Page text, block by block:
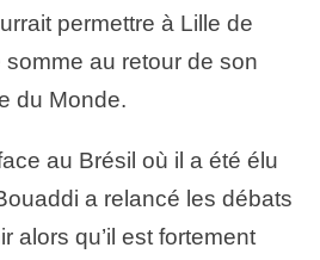
permettre à Lille de
au retour de son
du Monde.
au Brésil où il a été élu
a relancé les débats
alors qu’il est fortement